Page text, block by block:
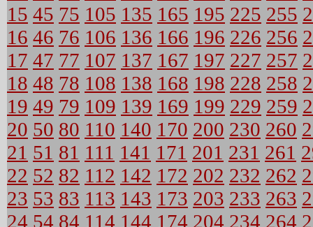
15 45 75 105 135 165 195 225 255
16 46 76 106 136 166 196 226 256
17 47 77 107 137 167 197 227 257
18 48 78 108 138 168 198 228 258
19 49 79 109 139 169 199 229 259
20 50 80 110 140 170 200 230 260
21 51 81 111 141 171 201 231 261
22 52 82 112 142 172 202 232 262
23 53 83 113 143 173 203 233 263
24 54 84 114 144 174 204 234 264